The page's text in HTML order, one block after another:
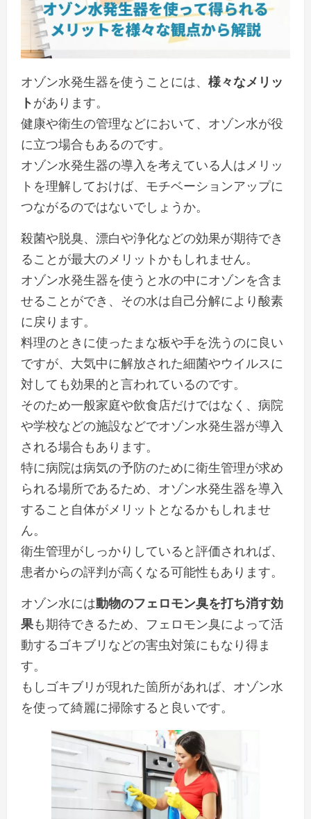
オゾン水発生器を使うことには、 様々なメリッ
トがあります。
健康や衛生の管理などにおいて、オゾン水が役
に立つ場合もあるのです。
オゾン水発生器の導入を考えている人はメリッ
トを理解しておけば、モチベーションアップに
つながるのではないでしょうか。
殺菌や脱臭、漂白や浄化などの効果が期待でき
ることが最大のメリットかもしれません。
オゾン水発生器を使うと水の中にオゾンを含ま
せることができ、その水は自己分解により酸素
に戻ります。
料理のときに使ったまな板や手を洗うのに良い
ですが、 大気中に解放された細菌やウイルスに
対しても効果的と言われているのです。
そのため一般家庭や飲食店だけではなく、病院
や学校などの施設などでオゾン水発生器が導入
される場合もあります。
特に病院は病気の予防のために衛生管理が求め
られる場所であるため、オゾン水発生器を導入
すること自体がメリットとなるかもしれませ
ん。
衛生管理がしっかりしていると評価されれば、
患者からの評判が高くなる可能性もあります。
オゾン水には動物のフェロモン臭を打ち消す効
果も期待できるため、フェロモン臭によって活
動するゴキブリなどの害虫対策にもなり得ま
す。
もしゴキブリが現れた箇所があれば、オゾン水
を使って綺麗に掃除すると良いです。